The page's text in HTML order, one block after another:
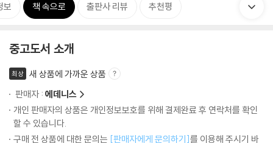
보 책 속으로 출판사 리뷰 추천평
중고도서 소개
최상
새 상품에 가까운 상품
판매자 : 에데니스
개인 판매자의 상품은 개인정보보호를 위해 결제완료 후 연락처를 확인
할 수 있습니다.
구매 전 상품에 대한 문의는 [판매자에게 문의하기]를 이용해 주시기 바